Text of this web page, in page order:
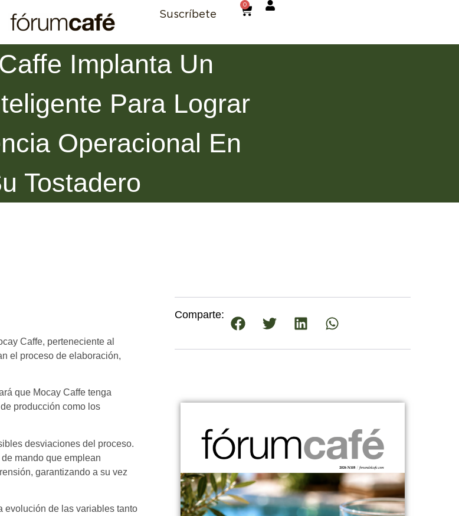
Suscríbete
0
Implanta Un
Para Lograr
Operacional En
Tostadero
Caffe, perteneciente al
el proceso de elaboración,
que Mocay Caffe tenga
producción como los
desviaciones del proceso.
mando que emplean
garantizando a su vez
evolución de las variables tanto
Comparte: